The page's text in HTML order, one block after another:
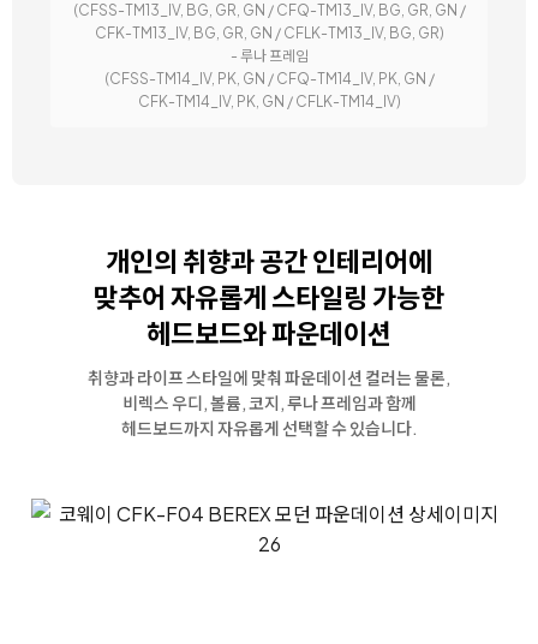
(CFSS-TM13_IV, BG, GR, GN / CFQ-TM13_IV, BG, GR, GN /
CFK-TM13_IV, BG, GR, GN / CFLK-TM13_IV, BG, GR)
- 루나 프레임
(CFSS-TM14_IV, PK, GN / CFQ-TM14_IV, PK, GN /
CFK-TM14_IV, PK, GN / CFLK-TM14_IV)
개인의 취향과 공간 인테리어에
맞추어 자유롭게 스타일링 가능한
헤드보드와 파운데이션
취향과 라이프 스타일에 맞춰 파운데이션 컬러는 물론,
비렉스 우디, 볼륨, 코지, 루나 프레임과 함께
헤드보드까지 자유롭게 선택할 수 있습니다.